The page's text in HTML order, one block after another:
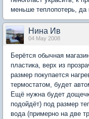
меньше теплопотерь, да
Нина Ив
04 May 2008
Берётся обычная
пластика, верх из
размер покупается
термостатом, будет
Ещё нужна будет
подойдёт) под размер
вода (примерно на две